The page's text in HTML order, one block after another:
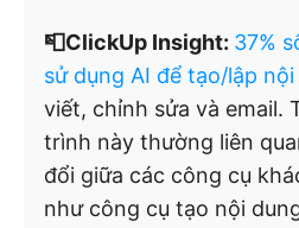
📮ClickUp Insight: 37%
sử dụng AI để tạo/lập nội
viết, chỉnh sửa và email.
trình này thường liên
đổi giữa các công cụ
như công cụ tạo nội